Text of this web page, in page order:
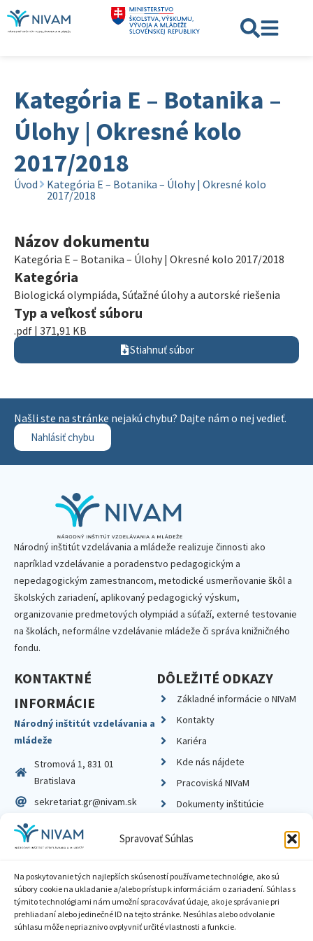
Spravovať Súhlas
Na poskytovanie tých najlepších skúseností používame technológie, ako sú
súbory cookie na ukladanie a/alebo prístup k informáciám o zariadení. Súhlas s
týmito technológiami nám umožní spracovávať údaje, ako je správanie pri
prehliadaní alebo jedinečné ID na tejto stránke. Nesúhlas alebo odvolanie
súhlasu môže nepriaznivo ovplyvniť určité vlastnosti a funkcie.
Kategória E – Botanika –
Úlohy | Okresné kolo
2017/2018
Úvod
Kategória E – Botanika – Úlohy | Okresné kolo
2017/2018
Názov dokumentu
Kategória E – Botanika – Úlohy | Okresné kolo 2017/2018
Kategória
Biologická olympiáda, Súťažné úlohy a autorské riešenia
Typ a veľkosť súboru
.pdf | 371,91 KB
Stiahnuť súbor
Našli ste na stránke nejakú chybu? Dajte nám o nej vedieť.
Nahlásiť chybu
Národný inštitút vzdelávania a mládeže realizuje činnosti ako
napríklad vzdelávanie a poradenstvo pedagogickým a
nepedagogickým zamestnancom, metodické usmerňovanie škôl a
školských zariadení, aplikovaný pedagogický výskum,
organizovanie predmetových olympiád a súťaží, externé testovanie
na školách, neformálne vzdelávanie mládeže či správa knižničného
fondu.
KONTAKTNÉ
INFORMÁCIE
Národný inštitút vzdelávania a
mládeže
Stromová 1, 831 01
Bratislava
sekretariat.gr@nivam.sk
IČO: 00164348
DIČ: 2020798714
DÔLEŽITÉ ODKAZY
Základné informácie o NIVaM
Kontakty
Kariéra
Kde nás nájdete
Pracoviská NIVaM
Dokumenty inštitúcie
Zásady ochrany súkromia